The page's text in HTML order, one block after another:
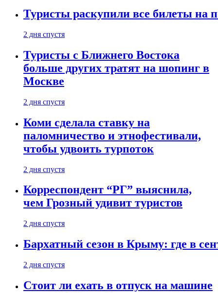
Туристы раскупили все билеты на
2 дня спустя
Туристы с Ближнего Востока
больше других тратят на шопинг в
Москве
2 дня спустя
Коми сделала ставку на
паломничество и этнофестивали,
чтобы удвоить турпоток
2 дня спустя
Корреспондент “РГ” выяснила,
чем Грозный удивит туристов
2 дня спустя
Бархатный сезон в Крыму: где в
2 дня спустя
Стоит ли ехать в отпуск на машине